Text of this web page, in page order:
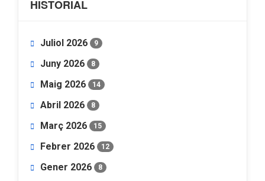
HISTORIAL
Juliol 2026 9
Juny 2026 8
Maig 2026 14
Abril 2026 8
Març 2026 15
Febrer 2026 12
Gener 2026 8